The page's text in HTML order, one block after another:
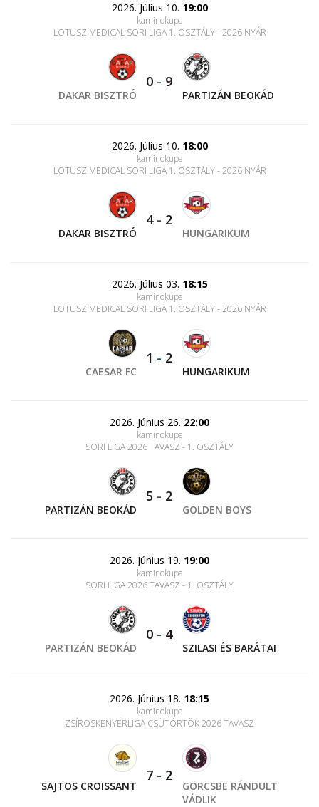
2026. Július 10. 19:00
kaminokupa
LOTUSZ MEDICAL SORI LIGA 1. OSZTÁLY - 2026 NYÁR
DAKAR BISZTRÓ
0 - 9
PARTIZÁN BEOKÁD
2026. Július 10. 18:00
kaminokupa
LOTUSZ MEDICAL SORI LIGA 1. OSZTÁLY - 2026 NYÁR
DAKAR BISZTRÓ
4- 2
HUNGARIKUM
2026. Július 03. 18:15
kaminokupa
LOTUSZ MEDICAL SORI LIGA 1. OSZTÁLY - 2026 NYÁR
CAESAR FC
1 - 2
HUNGARIKUM
2026. Június 26. 22:00
kaminokupa
SORI LIGA 2026 TAVASZ - 1. OSZTÁLY
PARTIZÁN BEOKÁD
5 - 2
GOLDEN BOYS
2026. Június 19. 19:00
kaminokupa
SORI LIGA 2026 TAVASZ - 1. OSZTÁLY
PARTIZÁN BEOKÁD
0 - 4
SZILASI ÉS BARÁTAI
2026. Június 18. 18:15
kaminokupa
ZSÍROSKENYÉRLIGA CSÜTÖRTÖK 2026 TAVASZ
SAJTOS CROISSANT
7 - 2
GÖRCSBE RÁNDULT
VÁDLIK